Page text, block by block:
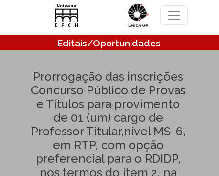
Pular para o conteúdo principal
Editais/Oportunidades
Prorrogação das inscrições
Concurso Público de Provas
e Títulos para provimento
de 01 (um) cargo de
Professor Titular,nível MS-6,
em RTP, com opção
preferencial para o RDIDP,
nos termos do item 2, na